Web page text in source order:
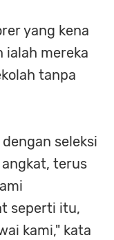
yang kena
ialah mereka
tanpa
seleksi
terus
seperti itu,
kami," kata